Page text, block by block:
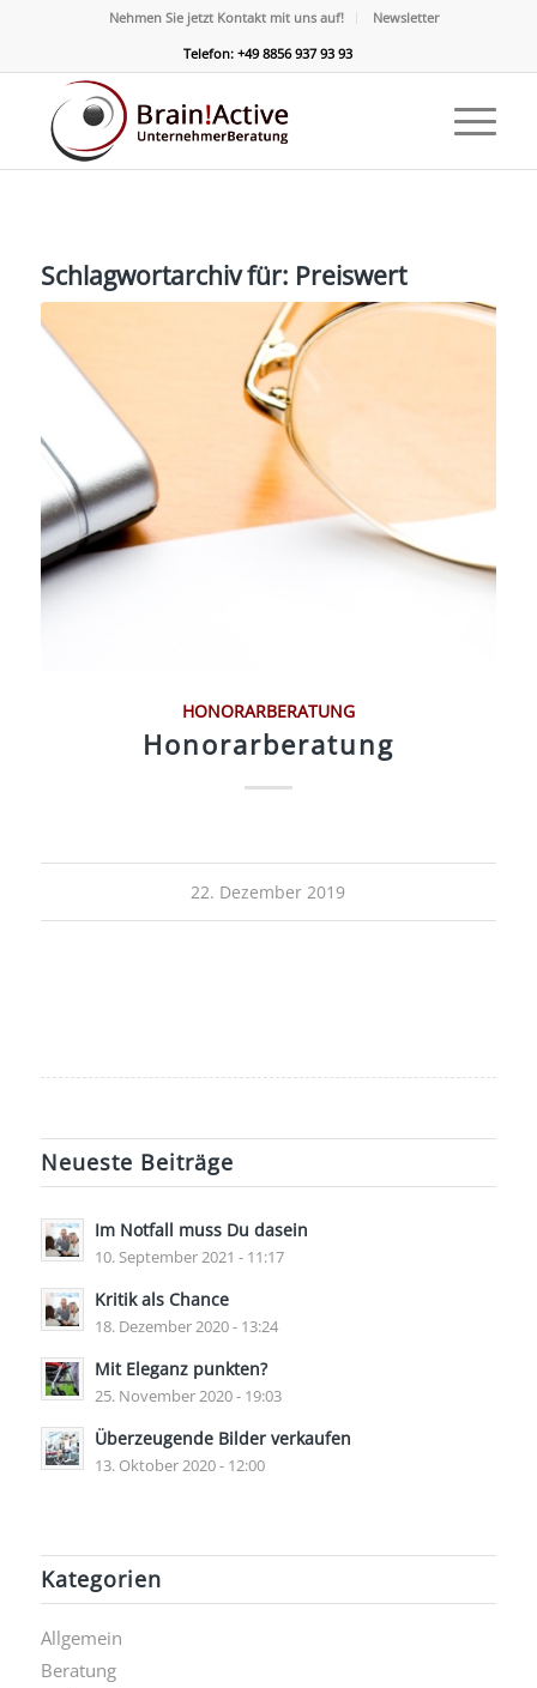
Nehmen Sie jetzt Kontakt mit uns auf!
Newsletter
Telefon: +49 8856 937 93 93
Schlagwortarchiv für: Preiswert
HONORARBERATUNG
Honorarberatung
22. Dezember 2019
Neueste Beiträge
Im Notfall muss Du dasein
10. September 2021 - 11:17
Kritik als Chance
18. Dezember 2020 - 13:24
Mit Eleganz punkten?
25. November 2020 - 19:03
Überzeugende Bilder verkaufen
13. Oktober 2020 - 12:00
Kategorien
Allgemein
Beratung